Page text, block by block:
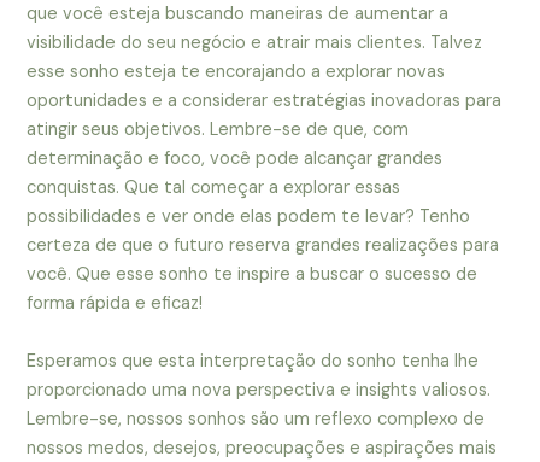
que você esteja buscando maneiras de aumentar a
visibilidade do seu negócio e atrair mais clientes. Talvez
esse sonho esteja te encorajando a explorar novas
oportunidades e a considerar estratégias inovadoras para
atingir seus objetivos. Lembre-se de que, com
determinação e foco, você pode alcançar grandes
conquistas. Que tal começar a explorar essas
possibilidades e ver onde elas podem te levar? Tenho
certeza de que o futuro reserva grandes realizações para
você. Que esse sonho te inspire a buscar o sucesso de
forma rápida e eficaz!
Esperamos que esta interpretação do sonho tenha lhe
proporcionado uma nova perspectiva e insights valiosos.
Lembre-se, nossos sonhos são um reflexo complexo de
nossos medos, desejos, preocupações e aspirações mais